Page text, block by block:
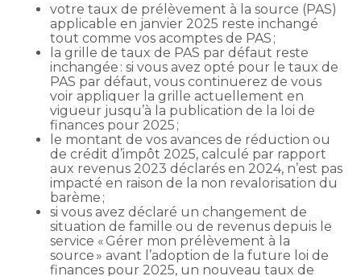
votre taux de prélèvement à la source (PAS)
applicable en janvier 2025 reste inchangé
tout comme vos acomptes de PAS ;
la grille de taux de PAS par défaut reste
inchangée : si vous avez opté pour le taux de
PAS par défaut, vous continuerez de vous
voir appliquer la grille actuellement en
vigueur jusqu’à la publication de la loi de
finances pour 2025 ;
le montant de vos avances de réduction ou
de crédit d’impôt 2025, calculé par rapport
aux revenus 2023 déclarés en 2024, n’est pas
impacté en raison de la non revalorisation du
barème ;
si vous avez déclaré un changement de
situation de famille ou de revenus depuis le
service « Gérer mon prélèvement à la
source » avant l’adoption de la future loi de
finances pour 2025, un nouveau taux de